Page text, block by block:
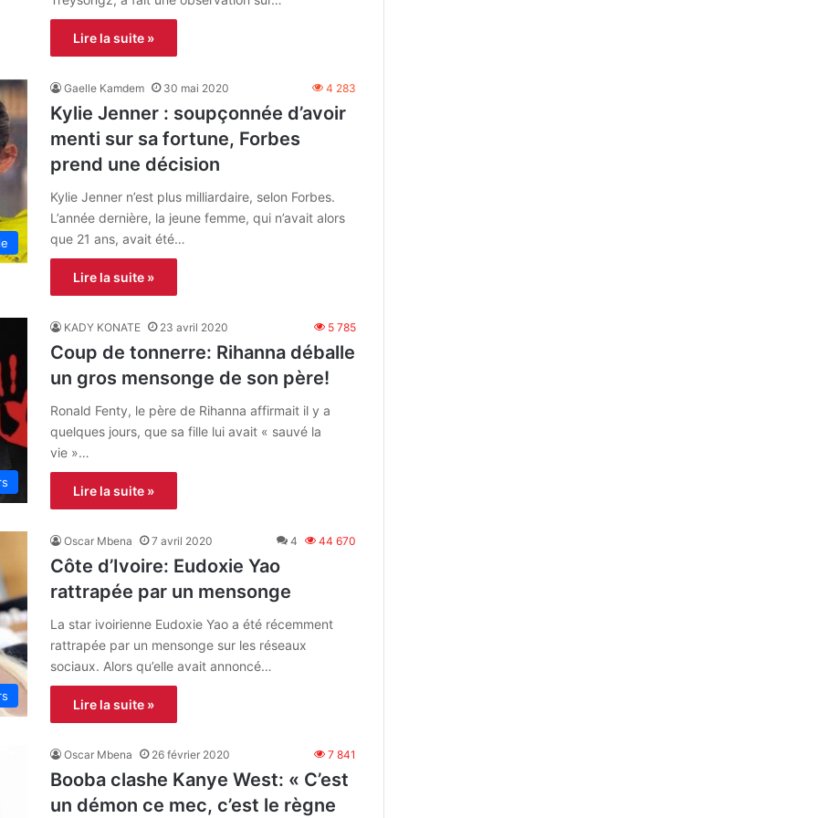
Lire la suite »
Gaelle Kamdem 30 mai 2020 4 283
Kylie Jenner : soupçonnée d’avoir
menti sur sa fortune, Forbes
prend une décision
Kylie Jenner n’est plus milliardaire, selon Forbes.
L’année dernière, la jeune femme, qui n’avait alors
que 21 ans, avait été…
Lire la suite »
KADY KONATE 23 avril 2020 5 785
Coup de tonnerre: Rihanna déballe
un gros mensonge de son père!
Ronald Fenty, le père de Rihanna affirmait il y a
quelques jours, que sa fille lui avait « sauvé la
vie »…
Lire la suite »
Oscar Mbena 7 avril 2020 4 44 670
Côte d’Ivoire: Eudoxie Yao
rattrapée par un mensonge
La star ivoirienne Eudoxie Yao a été récemment
rattrapée par un mensonge sur les réseaux
sociaux. Alors qu’elle avait annoncé…
Lire la suite »
Oscar Mbena 26 février 2020 7 841
Booba clashe Kanye West: « C’est
un démon ce mec, c’est le règne